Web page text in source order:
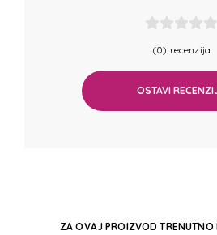
(0) recenzija
OSTAVI
ZA OVAJ PROIZVOD TRENUTNO